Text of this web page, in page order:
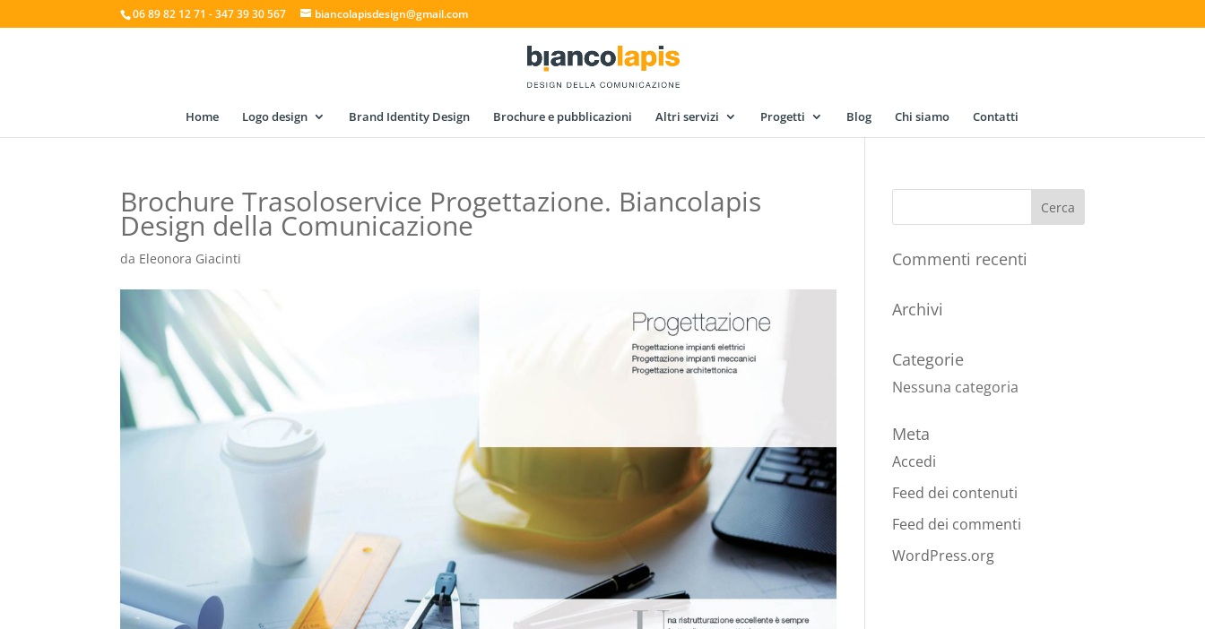
06 89 82 12 71 - 347 39 30 567 biancolapisdesign@gmail.com
Home Logo design Brand Identity Design Brochure e pubblicazioni Altri servizi Progetti Blog Chi siamo Contatti
Brochure Trasoloservice Progettazione. Biancolapis
Design della Comunicazione
da Eleonora Giacinti Commenti recenti
Archivi
Categorie
Nessuna categoria
Meta
Accedi
Feed dei contenuti
Feed dei commenti
WordPress.org